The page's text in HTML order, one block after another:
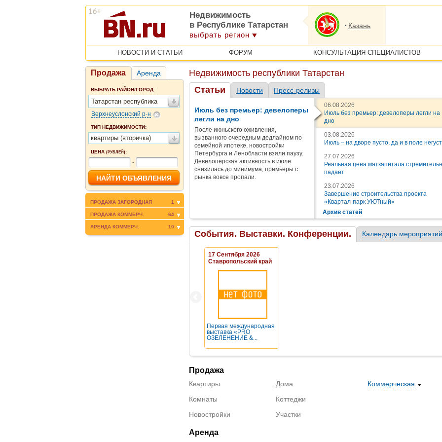
Недвижимость
в Республике Татарстан
выбрать регион
Казань
НОВОСТИ И СТАТЬИ ФОРУМ КОНСУЛЬТАЦИЯ СПЕЦИАЛИСТОВ
Продажа Аренда
ВЫБРАТЬ РАЙОН/ГОРОД:
Татарстан республика
Верхнеуслонский р-н
ТИП НЕДВИЖИМОСТИ:
квартиры (вторичка)
ЦЕНА (РУБЛЕЙ):
-
ПРОДАЖА ЗАГОРОДНАЯ 1
ПРОДАЖА КОММЕРЧ. 64
АРЕНДА КОММЕРЧ. 10
Недвижимость республики Татарстан
Статьи
Новости Пресс-релизы
Июль без премьер: девелоперы
легли на дно
После июньского оживления,
вызванного очередным дедлайном по
семейной ипотеке, новостройки
Петербурга и Ленобласти взяли паузу.
Девелоперская активность в июле
снизилась до минимума, премьеры с
рынка вовсе пропали.
06.08.2026
Июль без премьер: девелоперы легли на
дно
03.08.2026
Июль – на дворе пусто, да и в поле
27.07.2026
Реальная цена маткапитала
падает
23.07.2026
Завершение строительства проекта
«Квартал-парк УЮТный»
Архив статей
События. Выставки. Конференции. Календарь мероприятий
17 Сентября 2026
Ставропольский край
Первая международная
выставка «PRO
ОЗЕЛЕНЕНИЕ &...
Продажа
Квартиры
Комнаты
Новостройки
Дома
Коттеджи
Участки
Коммерческая
Аренда